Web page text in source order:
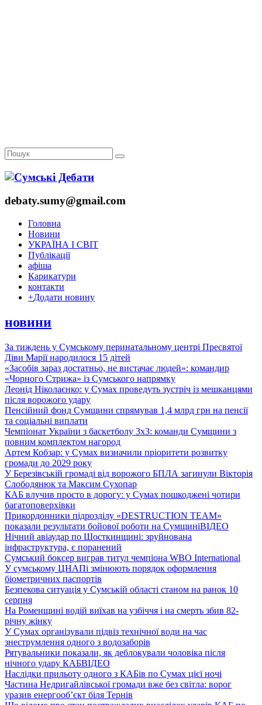
debaty.sumy@gmail.com
Головна
Новини
УКРАЇНА І СВІТ
Публікації
афіша
Карикатури
контакти
+Додати новину
новини
За тиждень у Сумському перинатальному центрі Пресвятої
Діви Марії народилося 15 дітей
«Засобів зараз достатньо, не вистачає людей»: командир
«Чорного Стрижа» із Сумського напрямку
Леонід Ніколаєнко: у Сумах проведуть зустріч із мешканцями
після ворожого удару
Пенсійний фонд Сумщини спрямував 1,4 млрд грн на пенсії
та соціальні виплати
Чемпіонат України з баскетболу 3х3: команди Сумщини з
повним комплектом нагород
Артем Кобзар: у Сумах визначили пріоритети розвитку
громади до 2029 року
У Березівській громаді від ворожого БПЛА загинули Вікторія
Слободянюк та Максим Сухопар
КАБ влучив просто в дорогу: у Сумах пошкоджені чотири
багатоповерхівки
Прикордонники підрозділу «DESTRUCTION TEAM»
показали результати бойової роботи на СумщиніВІДЕО
Нічний авіаудар по Шосткинщині: зруйнована
інфраструктура, є поранений
Сумський боксер виграв титул чемпіона WBO International
У сумському ЦНАПі змінюють порядок оформлення
біометричних паспортів
Безпекова ситуація у Сумській області станом на ранок 10
серпня
На Роменщині водій виїхав на узбіччя і на смерть збив 82-
річну жінку
У Сумах організували підвіз технічної води на час
знеструмлення одного з водозаборів
Рятувальники показали, як деблокували чоловіка після
нічного удару КАБВІДЕО
Наслідки прильоту одного з КАБів по Сумах цієї ночі
Частина Недригайлівської громади вже без світла: ворог
уразив енергооб’єкт біля Тернів